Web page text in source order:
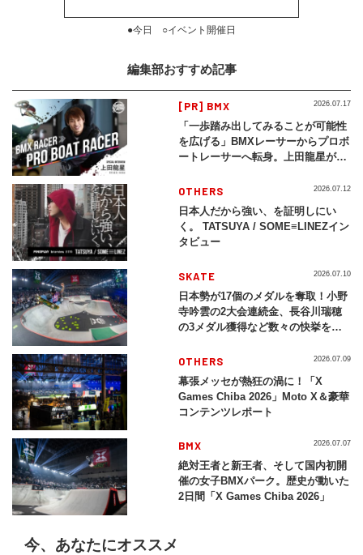
●今日 ○イベント開催日
編集部おすすめ記事
[PR] BMX
「一歩踏み出してみることが可能性
を広げる」BMXレーサーからプロボ
ートレーサーへ転身。上田龍星が体
2026.07.17
OTHERS
日本人だから強い、を証明しにい
く。 TATSUYA / SOME≡LINEZイン
タビュー
2026.07.12
SKATE
日本勢が17個のメダルを奪取！小野
寺吟雲の2大会連続金、長谷川瑞穂
の3メダル獲得など数々の快挙をプ
2026」
2026.07.10
OTHERS
幕張メッセが熱狂の渦に！「X
Games Chiba 2026」Moto X＆豪華
コンテンツレポート
2026.07.09
BMX
絶対王者と新王者、そして国内初開
催の女子BMXパーク。歴史が動いた
2日間「X Games Chiba 2026」
2026.07.07
今、あなたにオススメ